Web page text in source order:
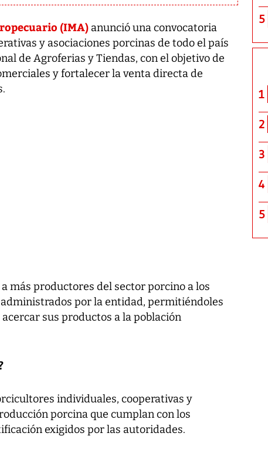
(IMA) anunció una convocatoria
y asociaciones porcinas de todo el país
de Agroferias y Tiendas, con el objetivo de
y fortalecer la venta directa de
más productores del sector porcino a los
por la entidad, permitiéndoles
sus productos a la población
individuales, cooperativas y
porcina que cumplan con los
exigidos por las autoridades.
5
1
2
3
4
5